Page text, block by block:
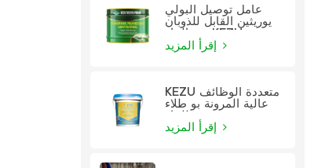
عامل توصيل البولي
يوريثين القابل للذوبان
KEZU متعددة الوظائف
عالية المرونة بو طلاء